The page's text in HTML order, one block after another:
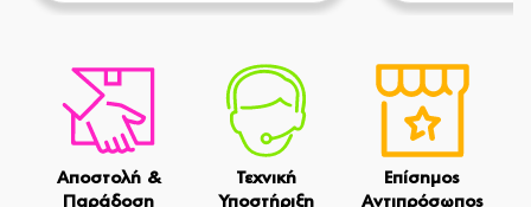
Αποστολή &
Παράδοση
Τεχνική
Υποστήριξη
Επίσημος
Αντιπρόσωπος